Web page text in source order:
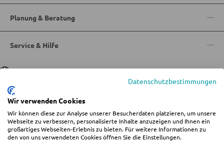
Couch- und Beistelltische
STÜHLE
Planung & Beratung
Service & Hilfe
SpracheDeutsch|Italiano
© 2026 Wohn-Zentrum Jungmann
%star%Alle Preise inkl. gesetzl. Mehrwertsteuer zzgl.Versandkostenund ggf.
Nachnahmegebühren, wenn nicht anders angegeben.
Datenschutzbestimmungen
Wir verwenden Cookies
Wir können diese zur Analyse unserer Besucherdaten platzieren, um unsere
Webseite zu verbessern, personalisierte Inhalte anzuzeigen und Ihnen ein
großartiges Webseiten-Erlebnis zu bieten. Für weitere Informationen zu
den von uns verwendeten Cookies öffnen Sie die Einstellungen.